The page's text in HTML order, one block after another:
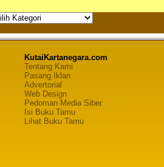
KutaiKartanegara.com
Tentang Kami
Pasang Iklan
Advertorial
Web Design
Pedoman Media Siber
Isi Buku Tamu
Lihat Buku Tamu